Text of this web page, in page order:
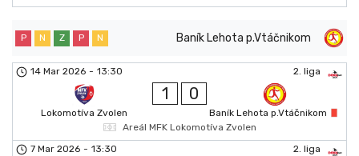
Baník Lehota p.Vtáčnikom
P N Z P N
2. liga
14 Mar 2026 - 13:30
Lokomotíva Zvolen
1 0
Baník Lehota p.Vtáčnikom
Areál MFK Lokomotíva Zvolen
2. liga
7 Mar 2026 - 13:30